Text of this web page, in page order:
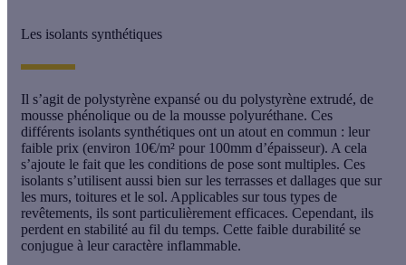
Les isolants synthétiques
Il s’agit de polystyrène expansé ou du polystyrène extrudé, de
mousse phénolique ou de la mousse polyuréthane. Ces
différents isolants synthétiques ont un atout en commun : leur
faible prix (environ 10€/m² pour 100mm d’épaisseur). A cela
s’ajoute le fait que les conditions de pose sont multiples. Ces
isolants s’utilisent aussi bien sur les terrasses et dallages que sur
les murs, toitures et le sol. Applicables sur tous types de
revêtements, ils sont particulièrement efficaces. Cependant, ils
perdent en stabilité au fil du temps. Cette faible durabilité se
conjugue à leur caractère inflammable.